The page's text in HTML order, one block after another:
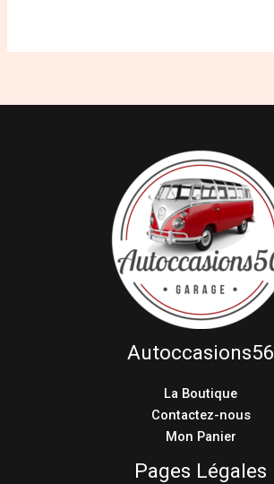
Autoccasions56
La Boutique
Contactez-nous
Mon Panier
Pages Légales